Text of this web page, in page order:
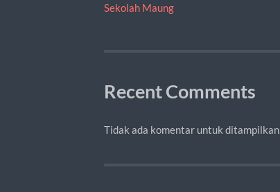
Sekolah Maung
Recent Comments
Tidak ada komentar untuk ditampilkan.